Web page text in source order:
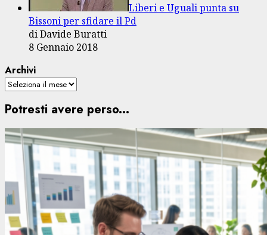
Liberi e Uguali punta su
Bissoni per sfidare il Pd
di Davide Buratti
8 Gennaio 2018
Archivi
Potresti avere perso...